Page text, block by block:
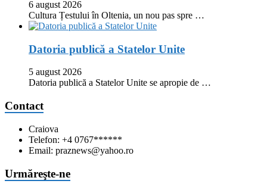
6 august 2026
Cultura Țestului în Oltenia, un nou pas spre …
Datoria publică a Statelor Unite
5 august 2026
Datoria publică a Statelor Unite se apropie de …
Contact
Craiova
Telefon: +4 0767******
Email: praznews@yahoo.ro
Urmăreşte-ne